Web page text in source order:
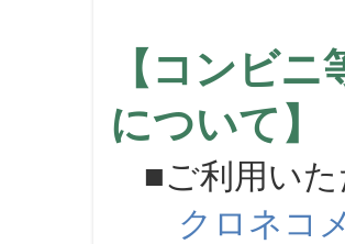
【コンビ
について】
■ご利用いた
クロネコ